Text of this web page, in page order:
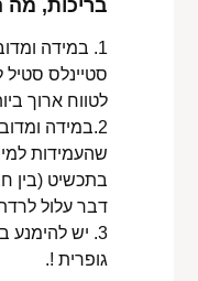
בריכות, מה
1. במידה
סטיינלס סטיל
לטווח ארוך
2.במידה
שהעמידות
בתכשיט (בין
דבר עלול
3. יש
גופרית !.